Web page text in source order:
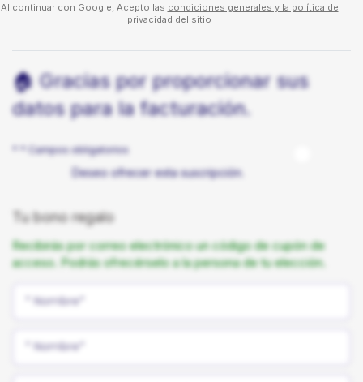
Al continuar con Google, Acepto las condiciones generales y la política de
privacidad del sitio
🏠 Gracias por proporcionar sus
datos para la facturación.
* * Campos obligatorios
Deseo ofrecer esta suscripción.
Tu bono regalo
Recibirás por correo electrónico un código de cupón de
acceso. Podrás ofrecérselo a la persona de tu elección.